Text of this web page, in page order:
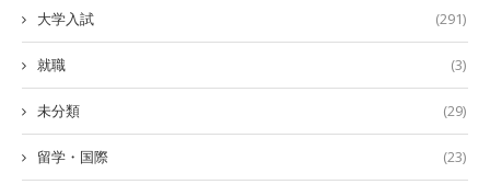
大学入試 (291)
就職 (3)
未分類 (29)
留学・国際 (23)